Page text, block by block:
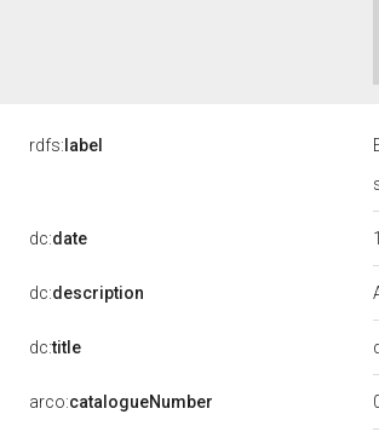
rdfs: label
dc:date
dc:description
dc:title
arco:catalogueNumber